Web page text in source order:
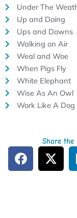
Under The
Up and Doing
Ups and Downs
Walking on Air
Weal and Woe
When Pigs Fly
White Elephant
Wise As An Owl
Work Like A Dog
Share the